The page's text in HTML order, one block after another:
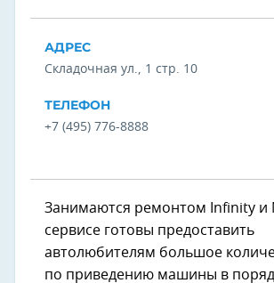
АДРЕС
Складочная ул., 1 стр. 10
ТЕЛЕФОН
+7 (495) 776-8888
Занимаются ремонтом Infinity и
сервисе готовы предоставить
автолюбителям большое
по приведению машины в